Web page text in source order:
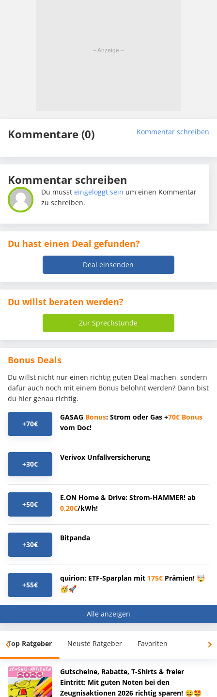
Kommentare (0) Kommentar schreiben
Kommentar schreiben
Du mussteingeloggt sein um einen Kommentar
zu schreiben.
Du hast einen Deal gefunden?
Deal einsenden
Du willst beraten werden?
Zur Sprechstunde
Bonus Deals
Du willst nicht nur einen richtig guten Deal machen, sondern
dafür auch noch mit einem Bonus belohnt werden? Dann bist
du hier genau richtig.
+70€
GASAG Bonus: Strom oder Gas +70€ Bonus
vom Doc!
+30€
Verivox Unfallversicherung
+50€
E.ON Home & Drive: Strom-HAMMER! ab
0,20€/kWh!
+30€
Bitpanda
+55€
quirion: ETF-Sparplan mit 175€ Prämien! 🤯
🥳🚀
Alle anzeigen
Top Ratgeber Neuste Ratgeber Favoriten
Gutscheine, Rabatte, T-Shirts & freier
Eintritt: Mit guten Noten bei den
Zeugnisaktionen 2026 richtig sparen! 😀🤩